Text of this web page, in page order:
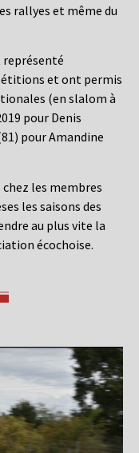
rallyes et même du
et ont permis
(en slalom à
pour Denis
pour Amandine
chez les membres
les saisons des
au plus vite la
écochoise.